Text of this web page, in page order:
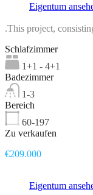
Eigentum
.This project,
Schlafzimmer
1+1 - 4+1
Badezimmer
1-3
Bereich
60-197
Zu verkaufen
€209.000
Eigentum